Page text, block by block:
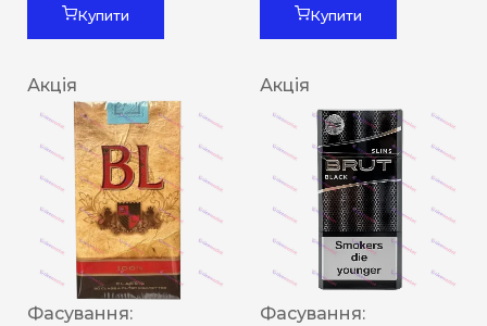
Купити Купити
Акція
Фасування:
Акція
Фасування: